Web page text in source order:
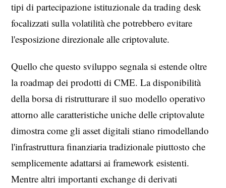
tipi di partecipazione istituzionale da trading desk
focalizzati sulla volatilità che potrebbero evitare
l'esposizione direzionale alle criptovalute.
Quello che questo sviluppo segnala si estende oltre
la roadmap dei prodotti di CME. La disponibilità
della borsa di ristrutturare il suo modello operativo
attorno alle caratteristiche uniche delle criptovalute
dimostra come gli asset digitali stiano rimodellando
l'infrastruttura finanziaria tradizionale piuttosto che
semplicemente adattarsi ai framework esistenti.
Mentre altri importanti exchange di derivati